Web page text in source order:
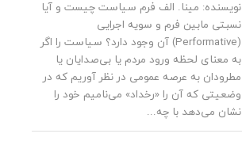
نویسنده: مینا. الف فرم سیاست چیست و آیا
نسبتی مابین فرم و سویه اجرایی
(Performative) آن وجود دارد؟ سیاست را اگر
به معنای لحظه ورود مردم یا بی‌صدایان یا
مطرودان به عرصه عمومی در نظر آوریم که در
وضعیتی که آن را «رخداد» می‌نامیم خود را
نشان می‌دهد با چه...